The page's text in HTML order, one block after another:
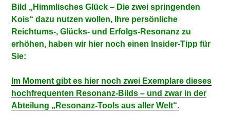
Bild „Himmlisches Glück – Die zwei springenden
Kois“ dazu nutzen wollen, Ihre persönliche
Reichtums-, Glücks- und Erfolgs-Resonanz zu
erhöhen, haben wir hier noch einen Insider-Tipp für
Sie:
Im Moment gibt es hier noch zwei Exemplare dieses
hochfrequenten Resonanz-Bilds – und zwar in der
Abteilung „Resonanz-Tools aus aller Welt“.